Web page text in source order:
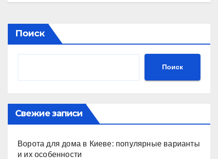
Поиск
Поиск
Свежие записи
Ворота для дома в Киеве: популярные варианты
и их особенности